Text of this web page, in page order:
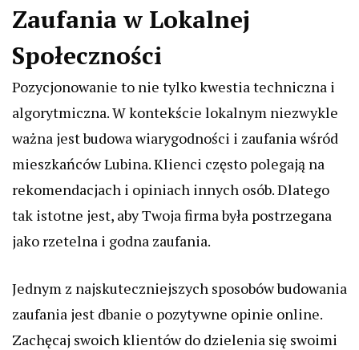
Zaufania w Lokalnej
Społeczności
Pozycjonowanie to nie tylko kwestia techniczna i
algorytmiczna. W kontekście lokalnym niezwykle
ważna jest budowa wiarygodności i zaufania wśród
mieszkańców Lubina. Klienci często polegają na
rekomendacjach i opiniach innych osób. Dlatego
tak istotne jest, aby Twoja firma była postrzegana
jako rzetelna i godna zaufania.
Jednym z najskuteczniejszych sposobów budowania
zaufania jest dbanie o pozytywne opinie online.
Zachęcaj swoich klientów do dzielenia się swoimi